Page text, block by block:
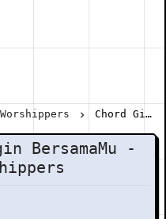
Chord Gitar Kuingin BersamaMu - True Worshippers
BersamaMu -